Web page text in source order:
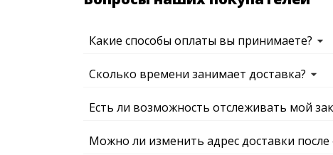
Какие способы оплаты вы принимаете?
Сколько времени занимает доставка?
Есть ли возможность отслеживать мой
Можно ли изменить адрес доставки после